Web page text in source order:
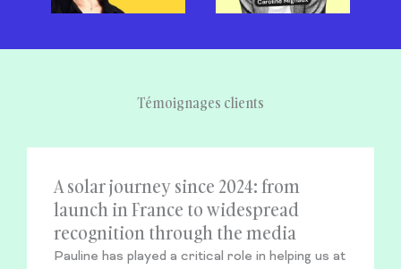
Témoignages clients
A solar journey since 2024: from
launch in France to widespread
recognition through the media
Pauline has played a critical role in helping us at